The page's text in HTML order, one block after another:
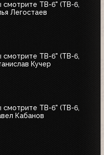
смотрите ТВ-6" (ТВ-6,
Легостаев
смотрите ТВ-6" (ТВ-6,
Кучер
смотрите ТВ-6" (ТВ-6,
Кабанов